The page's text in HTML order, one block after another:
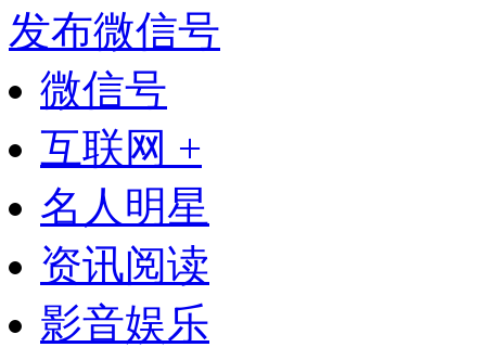
发布微信号
微信号
互联网 +
名人明星
资讯阅读
影音娱乐